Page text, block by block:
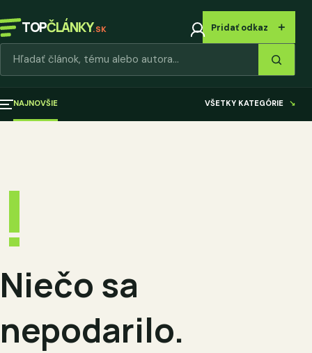
TOPČLÁNKY.SK Pridať odkaz ＋
NAJNOVŠIE VŠETKY KATEGÓRIE ↘
!
Niečo sa
nepodarilo.